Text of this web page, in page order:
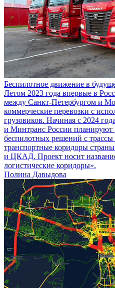
Беспилотное движение в
Летом 2023 года впервые в
между Санкт-Петербургом и
коммерческие перевозки с
грузовиков. Начиная с 2024
и Минтранс России планируют
беспилотных решений с
транспортные коридоры
и ЦКАД. Проект носит
логистические коридоры».
Полина Давыдова